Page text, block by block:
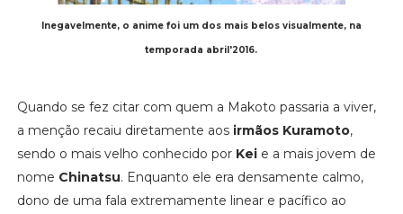
Inegavelmente, o anime foi um dos mais belos visualmente, na
temporada abril'2016.
Quando se fez citar com quem a Makoto passaria a viver,
a menção recaiu diretamente aos irmãos Kuramoto,
sendo o mais velho conhecido por Keie a mais jovem de
nome Chinatsu. Enquanto ele era densamente calmo,
dono de uma fala extremamente linear e pacífico ao